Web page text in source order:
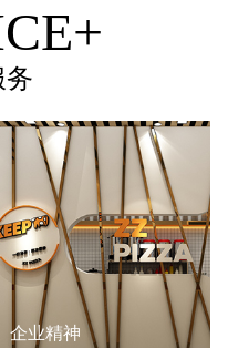
企业精神